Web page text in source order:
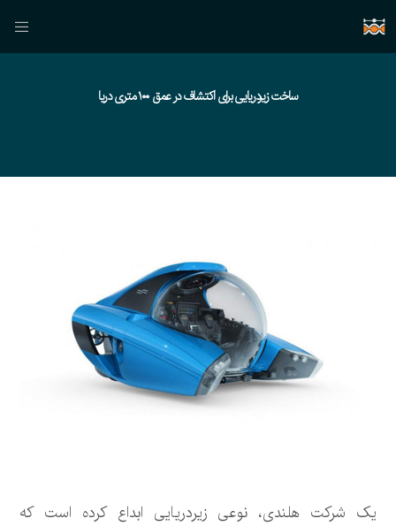
ساخت زیردریایی برای اکتشاف در عمق ۱۰۰ متری دریا
یک شرکت هلندی، نوعی زیردریایی ابداع کرده است که